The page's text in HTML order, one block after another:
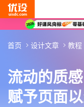
流动的质
赋予页面
首页 设计文章 教程